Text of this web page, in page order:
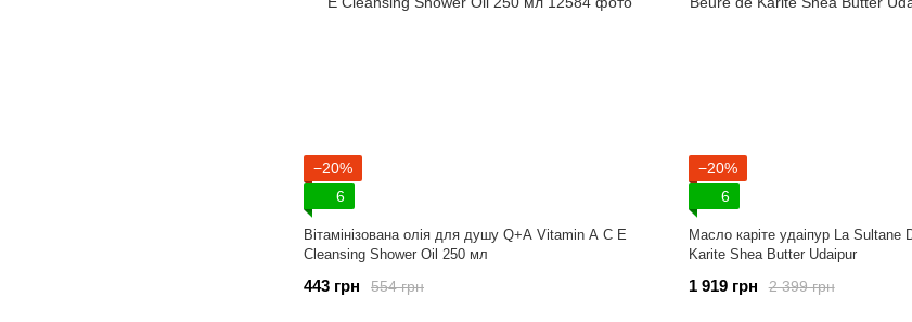
−20%
6
Вітамінізована олія для душу Q+A Vitamin A C E
Cleansing Shower Oil 250 мл
554 грн
443 грн
−20%
6
Масло каріте удаіпур La Sultane
Karite Shea Butter Udaipur
2 399 грн
1 919 грн